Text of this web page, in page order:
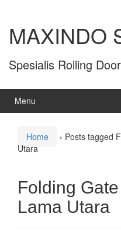
MAXINDO
Spesialis Rolling
Menu
Home › Posts tagged
Utara
Folding
Lama Utara